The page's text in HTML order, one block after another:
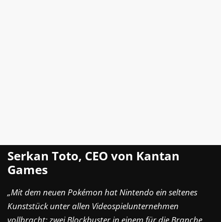
Serkan Toto, CEO von Kantan
Games
„Mit dem neuen Pokémon hat Nintendo ein seltenes
Kunststück unter allen Videospielunternehmen